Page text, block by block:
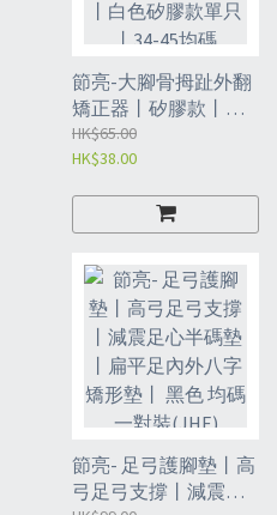
節亮-大腳骨拇趾外翻
矯正器丨矽膠款丨舒
適夜用大腳趾矯形拇
指分離器 丨白色矽膠
HK$65.00
HK$38.00
節亮- 足弓護腳墊丨高
弓足弓支撐丨減震足